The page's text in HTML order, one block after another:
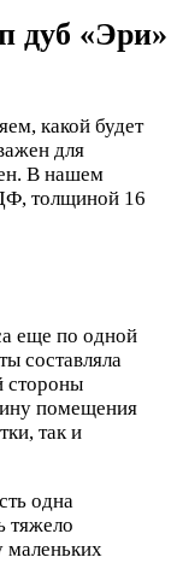
дуб «Эри»
какой будет
для
В нашем
толщиной 16
еще по одной
составляла
стороны
помещения
так и
одна
тяжело
маленьких